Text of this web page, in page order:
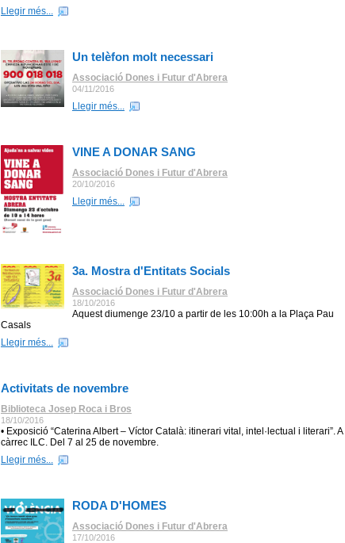
Llegir més...
Un telèfon molt necessari
Associació Dones i Futur d'Abrera
04/11/2016
Llegir més...
VINE A DONAR SANG
Associació Dones i Futur d'Abrera
20/10/2016
Llegir més...
3a. Mostra d'Entitats Socials
Associació Dones i Futur d'Abrera
18/10/2016
Aquest diumenge 23/10 a partir de les 10:00h a la Plaça Pau
Casals
Llegir més...
Activitats de novembre
Biblioteca Josep Roca i Bros
18/10/2016
• Exposició “Caterina Albert – Víctor Català: itinerari vital, intel·lectual i literari”. A
càrrec ILC. Del 7 al 25 de novembre.
Llegir més...
RODA D'HOMES
Associació Dones i Futur d'Abrera
17/10/2016